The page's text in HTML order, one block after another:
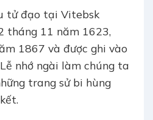
tử đạo tại Vitebsk
tháng 11 năm 1623,
1867 và được ghi vào
nhớ ngài làm chúng ta
trang sử bi hùng